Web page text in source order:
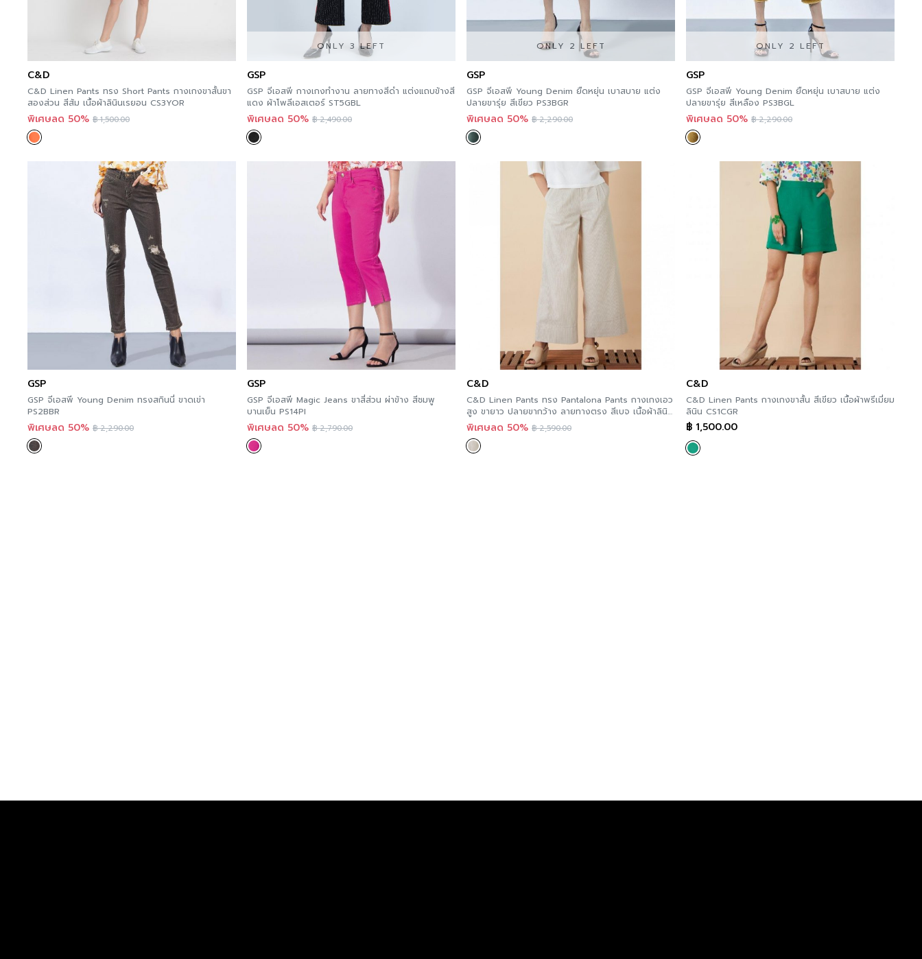
C&D
C&D Linen Pants ทรง Short Pants กางเกงขาสั้นขา
สองส่วน สีส้ม เนื้อผ้าลินินเรยอน CS3YOR
พิเศษลด 50% ฿1,500.00
ONLY 3 LEFT
GSP
GSP จีเอสพี กางเกงทำงาน ลายทางสีดำ แต่งแถบข้างสี
แดง ผ้าโพลีเอสเตอร์ ST5GBL
พิเศษลด 50% ฿2,490.00
ONLY 2 LEFT
GSP
GSP จีเอสพี Young Denim ยืดหยุ่น เบาสบาย แต่ง
ปลายขารุ่ย สีเขียว PS3BGR
พิเศษลด 50% ฿2,290.00
ONLY 2 LEFT
GSP
GSP จีเอสพี Young Denim ยืดหยุ่น เบาสบาย แต่ง
ปลายขารุ่ย สีเหลือง PS3BGL
พิเศษลด 50% ฿2,290.00
GSP
GSP จีเอสพี Young Denim ทรงสกินนี่ ขาดเข่า
PS2BBR
พิเศษลด 50% ฿2,290.00
GSP
GSP จีเอสพี Magic Jeans ขาสี่ส่วน ผ่าข้าง สีชมพู
บานเย็น PS14PI
พิเศษลด 50% ฿2,790.00
C&D
C&D Linen Pants ทรง Pantalona Pants กางเกงเอว
สูง ขายาว ปลายขากว้าง ลายทางตรง สีเบจ เนื้อผ้าลินิน
ผสมคอตตอน CS1LBE
พิเศษลด 50% ฿2,590.00
C&D
C&D Linen Pants กางเกงขาสั้น สีเขียว เนื้อผ้าพรีเมี่ยม
ลินิน CS1CGR
฿ 1,500.00